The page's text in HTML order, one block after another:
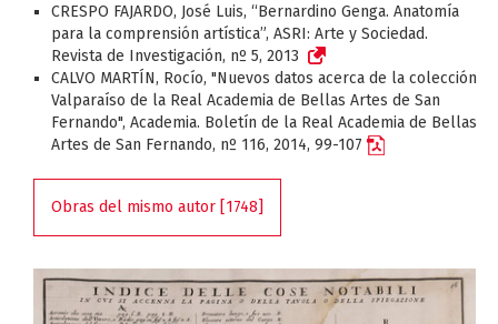
CRESPO FAJARDO, José Luis, “Bernardino Genga. Anatomía
para la comprensión artística”, ASRI: Arte y Sociedad.
Revista de Investigación, nº 5, 2013
CALVO MARTÍN, Rocío, "Nuevos datos acerca de la colección
Valparaíso de la Real Academia de Bellas Artes de San
Fernando", Academia. Boletín de la Real Academia de Bellas
Artes de San Fernando, nº 116, 2014, 99-107
Obras del mismo autor [1748]